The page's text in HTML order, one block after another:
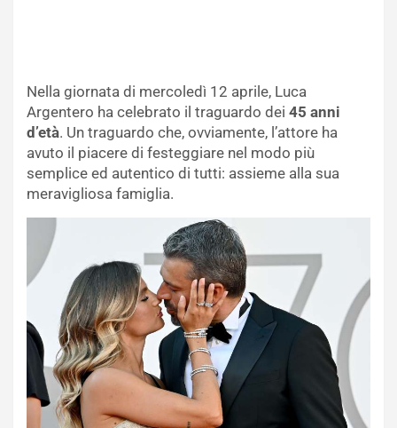
Nella giornata di mercoledì 12 aprile, Luca
Argentero ha celebrato il traguardo dei 45 anni
d’età. Un traguardo che, ovviamente, l’attore ha
avuto il piacere di festeggiare nel modo più
semplice ed autentico di tutti: assieme alla sua
meravigliosa famiglia.